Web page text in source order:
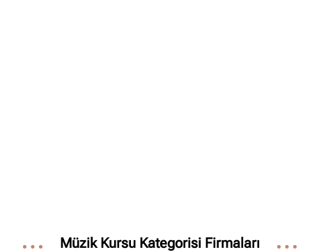
Müzik Kursu Kategorisi Firmaları